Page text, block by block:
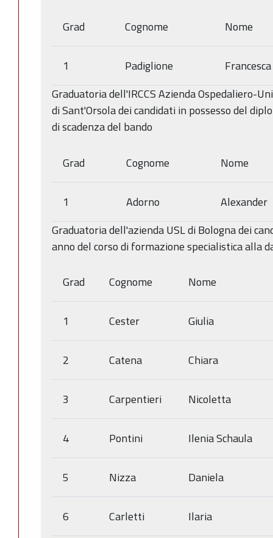
Grad Cognome Nome
1 Padiglione
Francesca
Graduatoria dell'IRCCS Azienda Ospedaliero-
di Sant'Orsola dei candidati in possesso del
di scadenza del bando
Grad Cognome Nome
1 Adorno
Alexander
Graduatoria dell'azienda USL di Bologna dei
anno del corso di formazione specialistica alla
Grad Cognome Nome
1 Cester Giulia
2 Catena Chiara
3 Carpentieri Nicoletta
4 Pontini Ilenia Schaula
5 Nizza Daniela
6 Carletti Ilaria